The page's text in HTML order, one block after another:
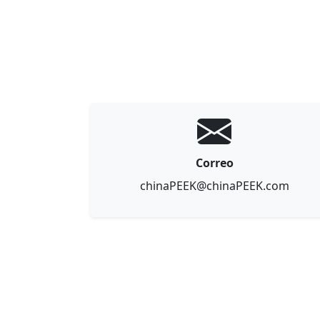
Correo
chinaPEEK@chinaPEEK.com